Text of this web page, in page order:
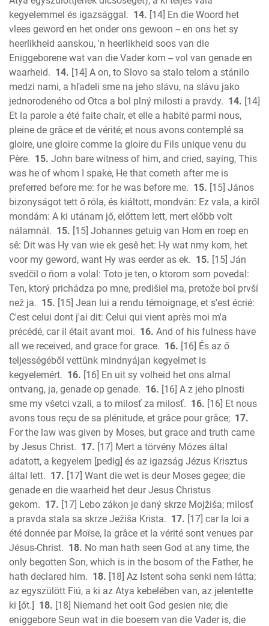
kegyelemmel és igazsággal. 14. [14] En die Woord het
vlees geword en het onder ons gewoon -- en ons het sy
heerlikheid aanskou, 'n heerlikheid soos van die
Eniggeborene wat van die Vader kom -- vol van genade en
waarheid. 14. [14] A on, to Slovo sa stalo telom a stánilo
medzi nami, a hľadeli sme na jeho slávu, na slávu jako
jednorodeného od Otca a bol plný milosti a pravdy. 14. [14]
Et la parole a été faite chair, et elle a habité parmi nous,
pleine de grâce et de vérité; et nous avons contemplé sa
gloire, une gloire comme la gloire du Fils unique venu du
Père. 15. John bare witness of him, and cried, saying, This
was he of whom I spake, He that cometh after me is
preferred before me: for he was before me. 15. [15] János
bizonyságot tett ő róla, és kiáltott, mondván: Ez vala, a kiről
mondám: A ki utánam jő, előttem lett, mert előbb volt
nálamnál. 15. [15] Johannes getuig van Hom en roep en
sê: Dit was Hy van wie ek gesê het: Hy wat nmy kom, het
voor my geword, want Hy was eerder as ek. 15. [15] Ján
svedčil o ňom a volal: Toto je ten, o ktorom som povedal:
Ten, ktorý prichádza po mne, predišiel ma, pretože bol prvší
než ja. 15. [15] Jean lui a rendu témoignage, et s'est écrié:
C'est celui dont j'ai dit: Celui qui vient après moi m'a
précédé, car il était avant moi. 16. And of his fulness have
all we received, and grace for grace. 16. [16] És az ő
teljességéből vettünk mindnyájan kegyelmet is
kegyelemért. 16. [16] En uit sy volheid het ons almal
ontvang, ja, genade op genade. 16. [16] A z jeho plnosti
sme my všetci vzali, a to milosť za milosť. 16. [16] Et nous
avons tous reçu de sa plénitude, et grâce pour grâce; 17.
For the law was given by Moses, but grace and truth came
by Jesus Christ. 17. [17] Mert a törvény Mózes által
adatott, a kegyelem [pedig] és az igazság Jézus Krisztus
által lett. 17. [17] Want die wet is deur Moses gegee; die
genade en die waarheid het deur Jesus Christus
gekom. 17. [17] Lebo zákon je daný skrze Mojžiša; milosť
a pravda stala sa skrze Ježiša Krista. 17. [17] car la loi a
été donnée par Moïse, la grâce et la vérité sont venues par
Jésus-Christ. 18. No man hath seen God at any time, the
only begotten Son, which is in the bosom of the Father, he
hath declared him. 18. [18] Az Istent soha senki nem látta;
az egyszülött Fiú, a ki az Atya kebelében van, az jelentette
ki [őt.] 18. [18] Niemand het ooit God gesien nie; die
eniggebore Seun wat in die boesem van die Vader is, die